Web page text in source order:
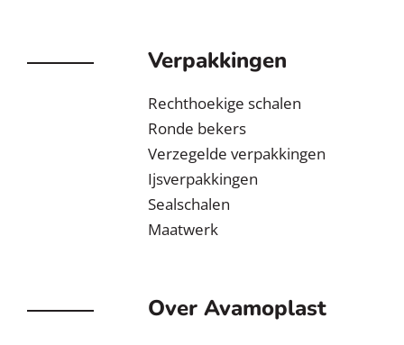
Verpakkingen
Rechthoekige schalen
Ronde bekers
Verzegelde verpakkingen
Ijsverpakkingen
Sealschalen
Maatwerk
Over Avamoplast